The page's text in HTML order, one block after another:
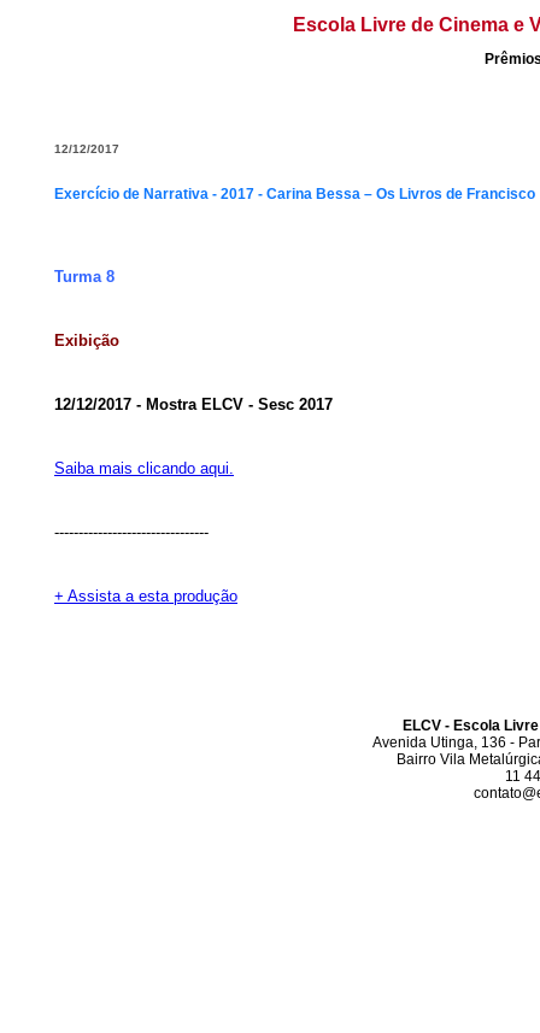
Escola Livre de Cinema e
12/12/2017
Exercício de Narrativa - 2017 - Carina Bessa – Os Livros de Francisco
Turma 8
Exibição
12/12/2017 - Mostra ELCV - Sesc 2017
Saiba mais clicando aqui.
--------------------------------
+ Assista a esta produção
ELCV - Escola
Avenida Utinga, 136 -
Bairro Vila
11